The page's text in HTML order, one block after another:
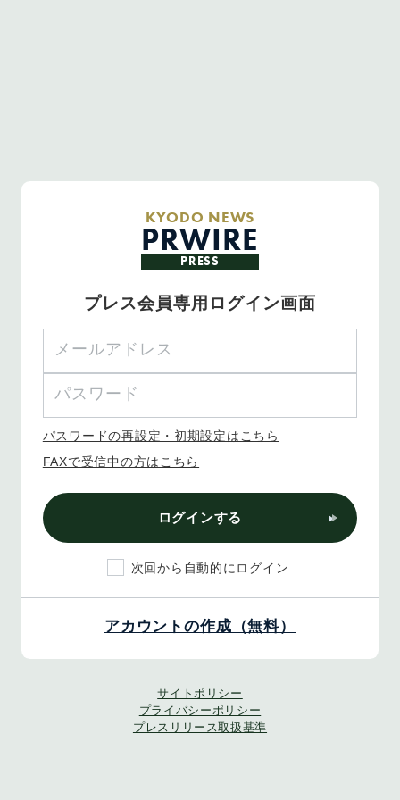
KYODO NEWS
PRWIRE
PRESS
プレス会員専用ログイン画面
パスワードの再設定・初期設定はこちら
FAXで受信中の方はこちら
ログインする
次回から自動的にログイン
アカウントの作成（無料）
サイトポリシー
プライバシーポリシー
プレスリリース取扱基準